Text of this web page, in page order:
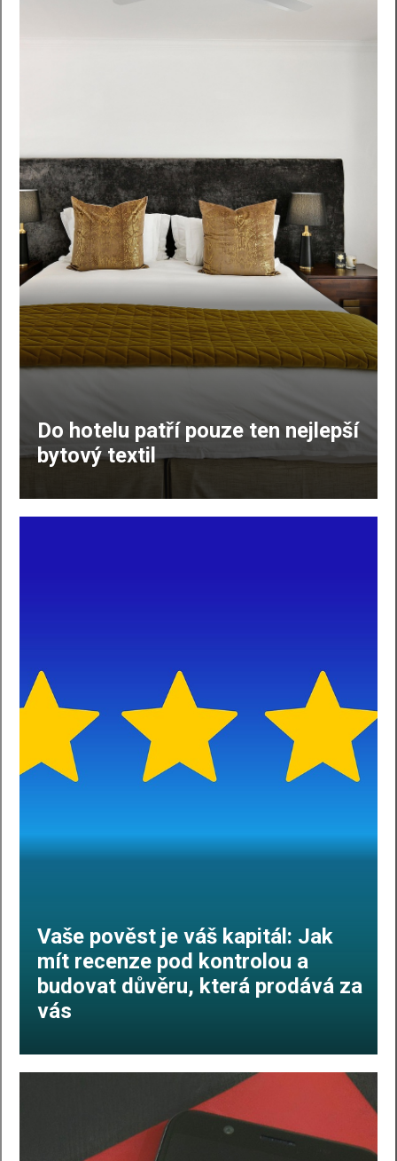
Do hotelu patří pouze ten nejlepší
bytový textil
Vaše pověst je váš kapitál: Jak
mít recenze pod kontrolou a
budovat důvěru, která prodává za
vás